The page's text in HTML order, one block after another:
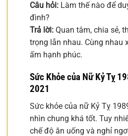
Câu hỏi: Làm thế nào để
đình?
Trả lời: Quan tâm, chia sẻ,
trọng lẫn nhau. Cùng nhau
ấm hạnh phúc.
Sức Khỏe của Nữ Kỷ Tỵ
2021
Sức khỏe của nữ Kỷ Tỵ
nhìn chung khá tốt. Tuy
chế độ ăn uống và nghỉ